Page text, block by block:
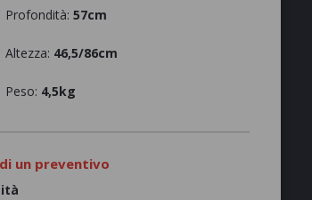
Profondità: 57cm
Altezza: 46,5/86cm
Peso: 4,5kg
un preventivo